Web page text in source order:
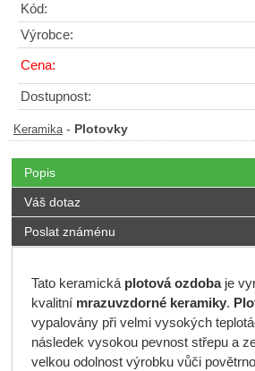
Kód:
Výrobce:
Cena:
Dostupnost:
Keramika - Plotovky
Popis
Váš dotaz
Poslat známénu
Tato keramická plotová ozdobaje
kvalitnímrazuvzdorné keramiky.
vypalovány při velmi vysokých
následek vysokou pevnost střepu a
velkou odolnost výrobku vůči